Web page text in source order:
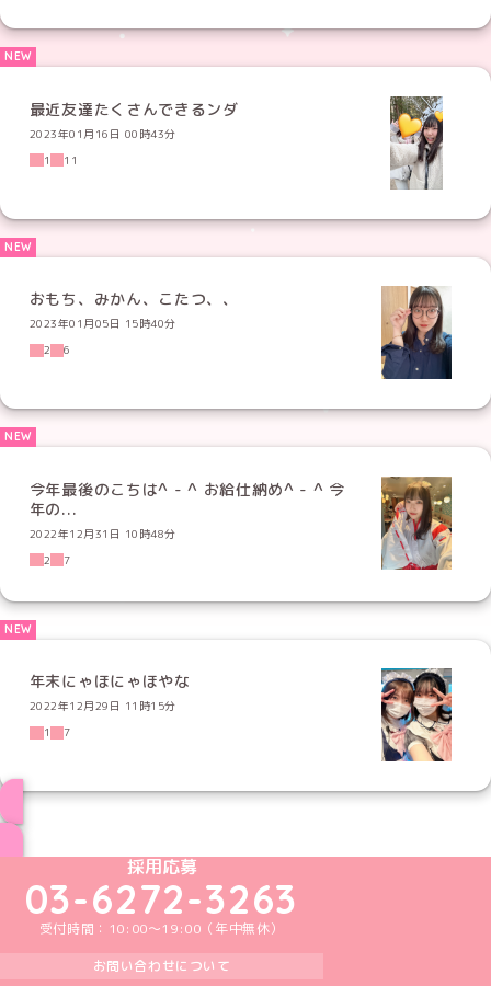
最近友達たくさんできるンダ
2023年01月16日 00時43分
1
11
おもち、みかん、こたつ、、
2023年01月05日 15時40分
2
6
今年最後のこちは^ - ^ お給仕納め^ - ^ 今
年の...
2022年12月31日 10時48分
2
7
年末にゃほにゃほやな
2022年12月29日 11時15分
1
7
めいどりーみんTikTok公式アカウント
めいどりーみんX公式アカウント
めいどりーみんInstagram公式アカウント
めいどりーみんFacebook公式アカウン
めいどりーみんYouTube公式アカ
採用応募
03-6272-3263
受付時間：10:00～19:00（年中無休）
お問い合わせについて